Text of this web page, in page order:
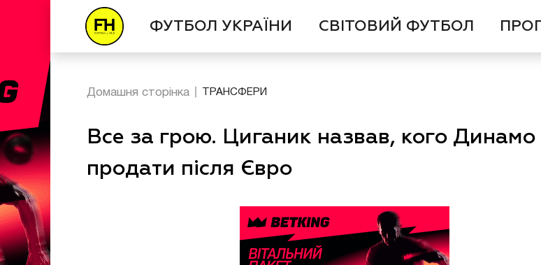
ФУТБОЛ УКРАЇНИ СВІТОВИЙ ФУТБОЛ
Домашня сторінка ТРАНСФЕРИ
Все за грою. Циганик назвав, кого
продати після Євро